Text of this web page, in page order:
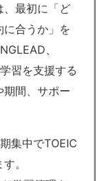
、最初に「ど
に合うか」を
、
習を支援する
間、サポー
集中でTOEIC
。